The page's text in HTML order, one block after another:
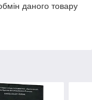
даного товару